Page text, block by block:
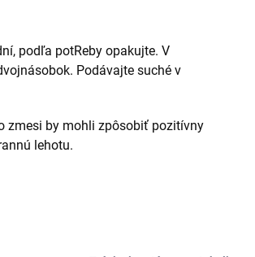
podľa potReby opakujte. V
Podávajte suché v
zmesi by mohli zpôsobiť pozitívny
lehotu.